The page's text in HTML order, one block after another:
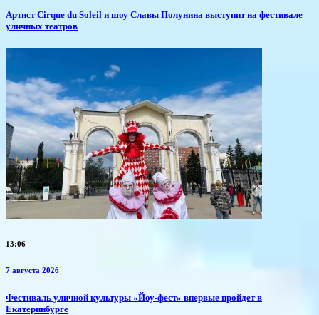
Артист Cirque du Soleil и шоу Славы Полунина выступит на фестивале
уличных театров
13:06
7 августа 2026
​Фестиваль уличной культуры «Йоу-фест» впервые пройдет в
Екатеринбурге